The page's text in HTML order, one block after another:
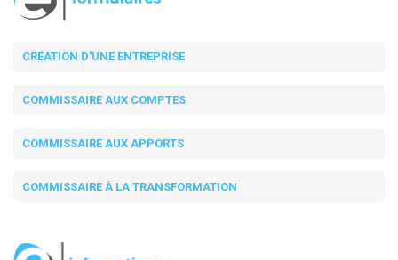
CRÉATION D'UNE ENTREPRISE
COMMISSAIRE AUX COMPTES
COMMISSAIRE AUX APPORTS
COMMISSAIRE À LA TRANSFORMATION